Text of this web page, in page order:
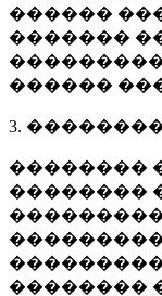
������
�������
������
3.
��������
��������
��������